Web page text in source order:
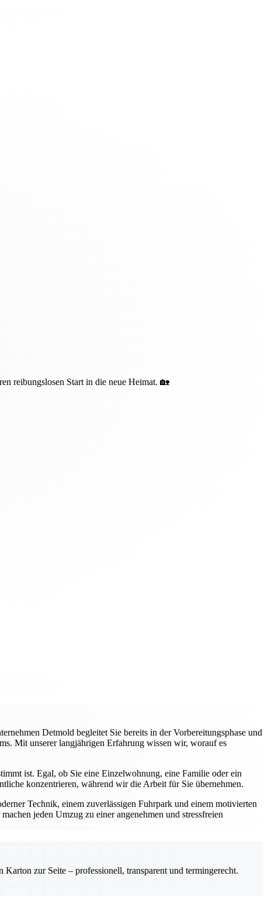
reibungslosen Start in die neue Heimat. 🏡
Detmold begleitet Sie bereits in der Vorbereitungsphase und
Mit unserer langjährigen Erfahrung wissen wir, worauf es
ist. Egal, ob Sie eine Einzelwohnung, eine Familie oder ein
konzentrieren, während wir die Arbeit für Sie übernehmen.
Technik, einem zuverlässigen Fuhrpark und einem motivierten
jeden Umzug zu einer angenehmen und stressfreien
Karton zur Seite – professionell, transparent und termingerecht.